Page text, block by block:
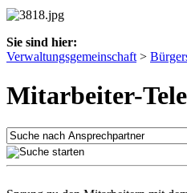
Sie sind hier:
Verwaltungsgemeinschaft >
Mitarbeiter-